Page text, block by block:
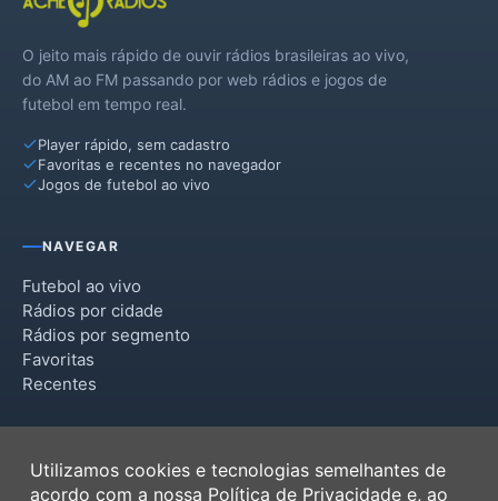
O jeito mais rápido de ouvir rádios brasileiras ao vivo,
do AM ao FM passando por web rádios e jogos de
futebol em tempo real.
Player rápido, sem cadastro
Favoritas e recentes no navegador
Jogos de futebol ao vivo
NAVEGAR
Futebol ao vivo
Rádios por cidade
Rádios por segmento
Favoritas
Recentes
Termos de Uso
Utilizamos cookies e tecnologias semelhantes de
acordo com a nossa Política de Privacidade e, ao